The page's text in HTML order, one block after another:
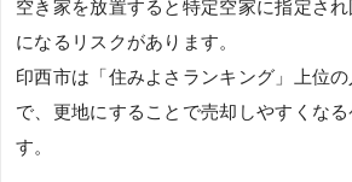
空き家を放置すると特定空家に指定さ
になるリスクがあります。
印西市は「住みよさランキング」上位
で、更地にすることで売却しやすくな
す。